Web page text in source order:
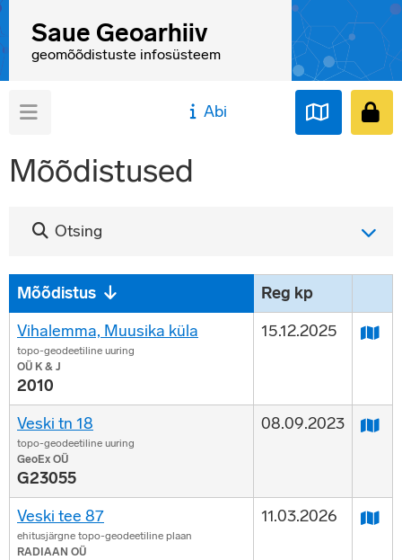
Saue Geoarhiiv
geomõõdistuste infosüsteem
Abi
Mõõdistused
Otsing
Mõõdistus
Reg kp
Vihalemma, Muusika küla
topo-geodeetiline uuring
OÜ K & J
2010
15.12.2025
Veski tn 18
topo-geodeetiline uuring
GeoEx OÜ
G23055
08.09.2023
Veski tee 87
ehitusjärgne topo-geodeetiline plaan
RADIAAN OÜ
11.03.2026